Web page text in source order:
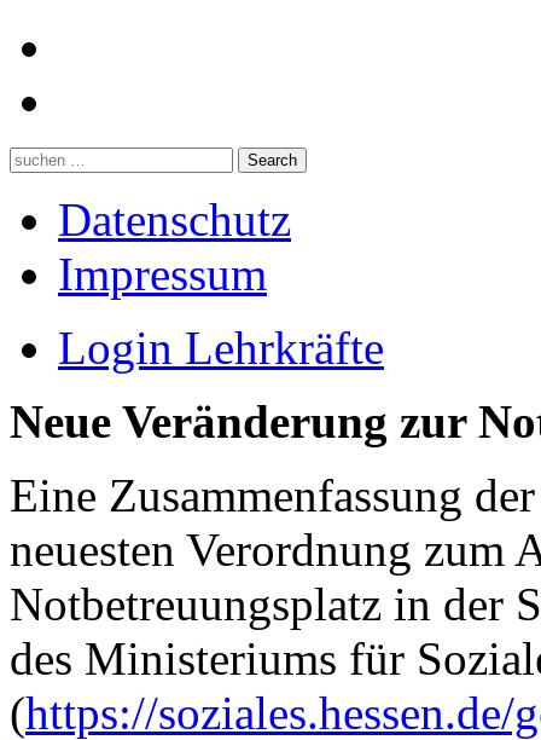
Datenschutz
Impressum
Login Lehrkräfte
Neue Veränderung zur
Eine Zusammenfassung
neuesten Verordnung zum
Notbetreuungsplatz in der
des Ministeriums für
(https://